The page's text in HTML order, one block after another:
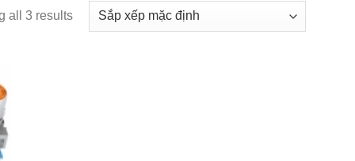
all 3 results